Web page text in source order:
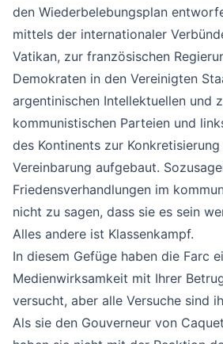
den Wiederbelebungsplan
mittels der internationaler
Vatikan, zur französischen
Demokraten in den Vereinigten
argentinischen Intellektuellen und
kommunistischen Parteien und
des Kontinents zur
Vereinbarung aufgebaut.
Friedensverhandlungen im
nicht zu sagen, dass sie es sein
Alles andere ist Klassenkampf.
In diesem Gefüge haben die Farc
Medienwirksamkeit mit Ihrer
versucht, aber alle Versuche sind
Als sie den Gouverneur von